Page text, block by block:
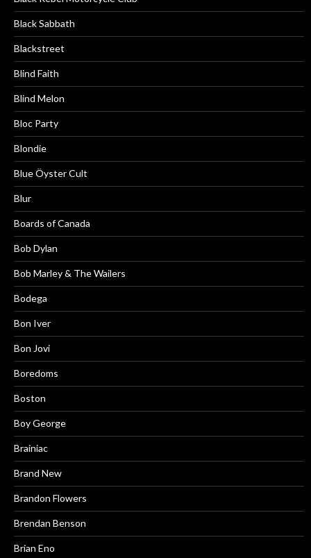
Black Sabbath
Blackstreet
Blind Faith
Blind Melon
Bloc Party
Blondie
Blue Öyster Cult
Blur
Boards of Canada
Bob Dylan
Bob Marley & The Wailers
Bodega
Bon Iver
Bon Jovi
Boredoms
Boston
Boy George
Brainiac
Brand New
Brandon Flowers
Brendan Benson
Brian Eno